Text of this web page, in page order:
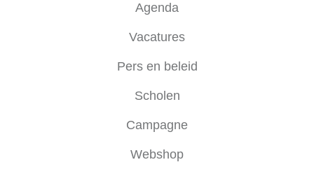
Agenda
Vacatures
Pers en beleid
Scholen
Campagne
Webshop